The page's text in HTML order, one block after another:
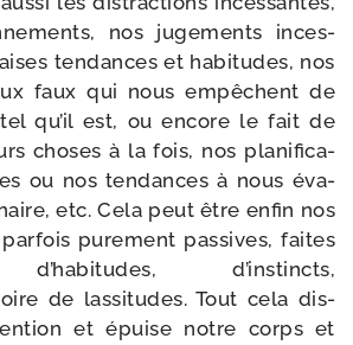
nos juge­ments inces­
ten­dances et habi­tudes, nos
faux qui nous empêchent de
qu’il est, ou encore le fait de
choses à la fois, nos pla­ni­fi­ca­
ou nos ten­dances à nous éva­
etc. Cela peut être enfin nos
par­fois pure­ment pas­sives, faites
d’instincts,
de las­si­tudes. Tout cela dis­
et épuise notre corps et